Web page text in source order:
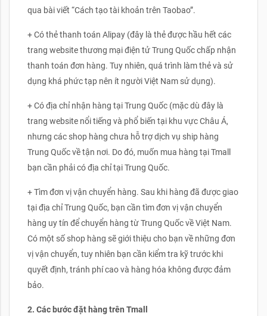
qua bài viết “Cách tạo tài khoản trên Taobao”.
+ Có thẻ thanh toán Alipay (đây là thẻ được hầu hết các
trang website thương mại điện tử Trung Quốc chấp nhận
thanh toán đơn hàng. Tuy nhiên, quá trình làm thẻ và sử
dụng khá phức tạp nên ít người Việt Nam sử dụng).
+ Có địa chỉ nhận hàng tại Trung Quốc (mặc dù đây là
trang website nổi tiếng và phổ biến tại khu vực Châu Á,
nhưng các shop hàng chưa hỗ trợ dịch vụ ship hàng
Trung Quốc về tận nơi. Do đó, muốn mua hàng tại Tmall
bạn cần phải có địa chỉ tại Trung Quốc.
+ Tìm đơn vị vận chuyển hàng. Sau khi hàng đã được giao
tại địa chỉ Trung Quốc, bạn cần tìm đơn vị vận chuyển
hàng uy tín để chuyển hàng từ Trung Quốc về Việt Nam.
Có một số shop hàng sẽ giới thiệu cho bạn về những đơn
vị vận chuyển, tuy nhiên bạn cần kiểm tra kỹ trước khi
quyết định, tránh phí cao và hàng hóa không được đảm
bảo.
2. Các bước đặt hàng trên Tmall